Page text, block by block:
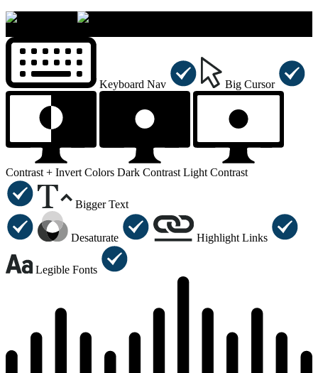
Keyboard Nav Big Cursor
Contrast + Invert Colors Dark Contrast Light Contrast
Bigger Text
Desaturate Highlight Links
Legible Fonts